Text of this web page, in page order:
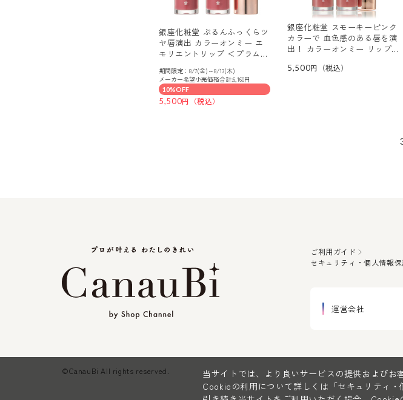
銀座化粧堂 ぷるんふっくらツ
ヤ唇演出 カラーオンミー エ
モリエントリップ ＜プラムピ
期間限定：8/7(金)～8/13(木)
メーカー希望小売価格合計:6,160円
10%OFF
5,500
銀座化粧堂 スモーキーピンク
カラーで 血色感のある唇を演
出！ カラーオンミー リップ
5,500
運営会社
ご利用ガイド
セキュリティ・個人情報
©CanauBi All rights reserved.
当サイトでは、より良いサービスの提供およびお
Cookieの利用について詳しくは 「セキュリティ・